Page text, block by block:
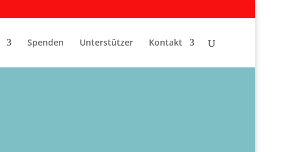
Spenden Unterstützer Kontakt